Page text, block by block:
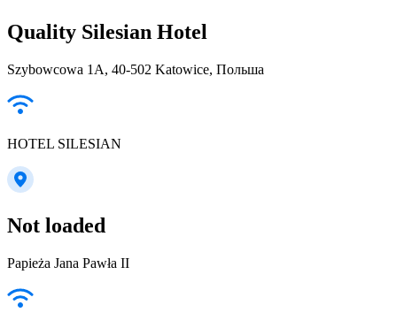
Quality Silesian Hotel
Szybowcowa 1A, 40-502 Katowice, Польша
HOTEL SILESIAN
Not loaded
Papieża Jana Pawła II